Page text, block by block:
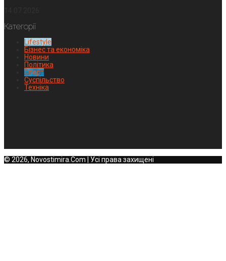
Категорії
Lifestyle
Бізнес та економіка
Новини
Політика
Спорт
Суспільство
Техніка
© 2026, Novostimira.Com | Усі права захищені